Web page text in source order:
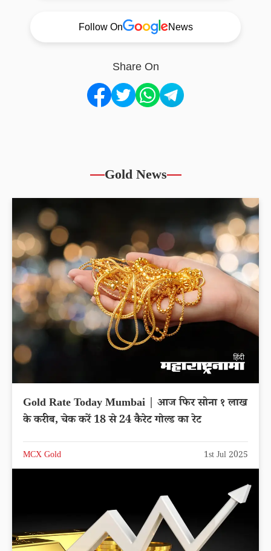
Follow On News
Share On
Gold News
Gold Rate Today Mumbai | आज फिर सोना १ लाख
के करीब, चेक करें 18 से 24 कैरेट गोल्ड का रेट
MCX Gold 1st Jul 2025